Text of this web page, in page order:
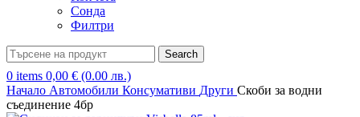
Сонда
Филтри
Search
0 items 0,00 € (0.00 лв.)
Начало Автомобили Консумативи Други Скоби за водни
съединение 4бр